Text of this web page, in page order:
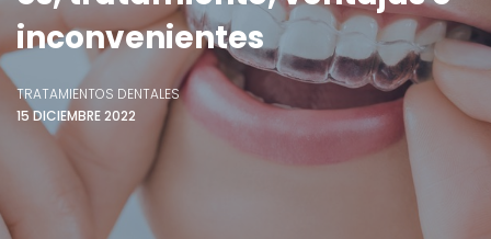
inconvenientes
TRATAMIENTOS DENTALES
15 DICIEMBRE 2022